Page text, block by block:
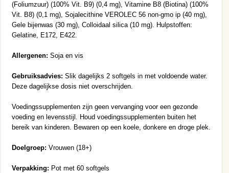
(Foliumzuur) (100% Vit. B9) (0,4 mg), Vitamine B8 (Biotina) (100%
Vit. B8) (0,1 mg), Sojalecithine VEROLEC 56 non-gmo ip (40 mg),
Gele bijenwas (30 mg), Colloidaal silica (10 mg). Hulpstoffen:
Gelatine, E172, E422.
Allergenen: Soja en vis
Gebruiksadvies: Slik dagelijks 2 softgels in met voldoende water.
Deze dagelijkse dosis niet overschrijden.
Voedingssupplementen zijn geen vervanging voor een gezonde
voeding en levensstijl. Houd voedingssupplementen buiten het
bereik van kinderen. Bewaren op een koele, donkere en droge plek.
Doelgroep: Vrouwen (18+)
Verpakking: Pot met 60 softgels